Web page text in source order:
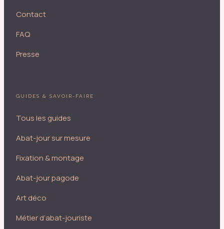
Contact
FAQ
Presse
GUIDES & SAVOIR-FAIRE
Tous les guides
Abat-jour sur mesure
Fixation & montage
Abat-jour pagode
Art déco
Métier d’abat-jouriste